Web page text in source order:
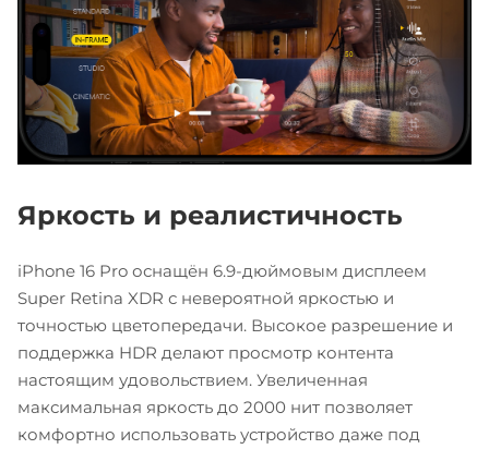
Яркость и реалистичность
iPhone 16 Pro оснащён 6.9-дюймовым дисплеем
Super Retina XDR с невероятной яркостью и
точностью цветопередачи. Высокое разрешение и
поддержка HDR делают просмотр контента
настоящим удовольствием. Увеличенная
максимальная яркость до 2000 нит позволяет
комфортно использовать устройство даже под